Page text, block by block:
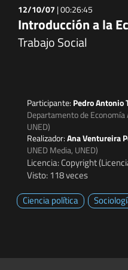
12/10/07 |00:26:45
Introducción a la
Trabajo Social
Participante: Pedro Antonio
Departamento de Economía
UNED)
Realizador:Ana Ventureira
UNED Media, UNED)
Licencia: Copyright
Visto: 118 veces
Ciencia política